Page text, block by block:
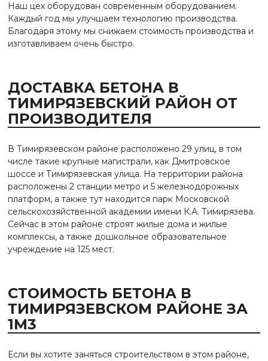
Наш цех оборудован современным оборудованием.
Каждый год мы улучшаем технологию производства.
Благодаря этому мы снижаем стоимость производства и
изготавливаем очень быстро.
ДОСТАВКА БЕТОНА В
ТИМИРЯЗЕВСКИЙ РАЙОН ОТ
ПРОИЗВОДИТЕЛЯ
В Тимирязевском районе расположено 29 улиц, в том
числе такие крупные магистрали, как Дмитровское
шоссе и Тимирязевская улица. На территории района
расположены 2 станции метро и 5 железнодорожных
платформ, а также тут находится парк Московской
сельскохозяйственной академии имени К.А. Тимирязева.
Сейчас в этом районе строят жилые дома и жилые
комплексы, а также дошкольное образовательное
учреждение на 125 мест.
СТОИМОСТЬ БЕТОНА В
ТИМИРЯЗЕВСКОМ РАЙОНЕ ЗА
1М3
Если вы хотите заняться строительством в этом районе,